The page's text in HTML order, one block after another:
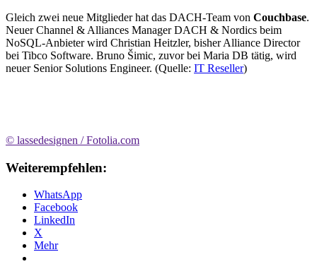
Gleich zwei neue Mitglieder hat das DACH-Team von Couchbase.
Neuer Channel & Alliances Manager DACH & Nordics beim
NoSQL-Anbieter wird Christian Heitzler, bisher Alliance Director
bei Tibco Software. Bruno Šimic, zuvor bei Maria DB tätig, wird
neuer Senior Solutions Engineer. (Quelle: IT Reseller)
© lassedesignen / Fotolia.com
Weiterempfehlen:
WhatsApp
Facebook
LinkedIn
X
Mehr